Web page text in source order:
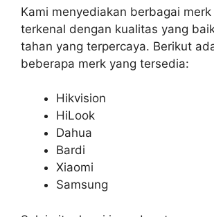
Kami menyediakan berbagai merk
terkenal dengan kualitas yang
tahan yang terpercaya. Berikut
beberapa merk yang tersedia:
Hikvision
HiLook
Dahua
Bardi
Xiaomi
Samsung